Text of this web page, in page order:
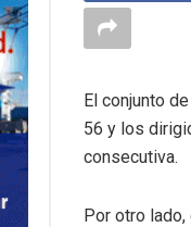
El conjunto
56 y los
consecutiva.
Por otro